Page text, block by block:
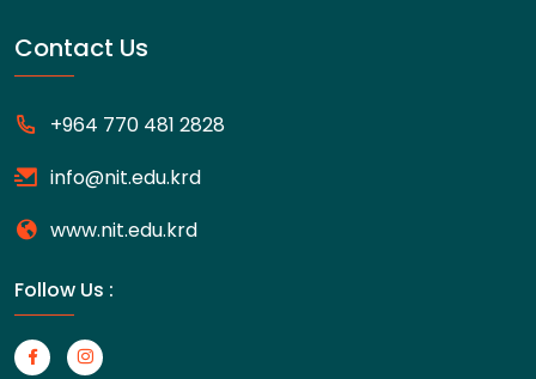
Contact Us
+964 770 481 2828
info@nit.edu.krd
www.nit.edu.krd
Follow Us :